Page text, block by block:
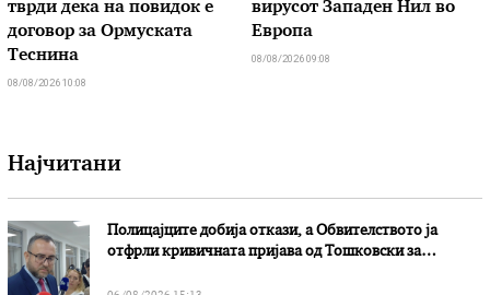
тврди дека на повидок е
договор за Ормуската
Теснина
08/08/2026 10:08
вирусот Западен Нил во
Европа
08/08/2026 09:08
Најчитани
Полицајците добија откази, а Обвителството ја
отфрли кривичната пријава од Тошковски за